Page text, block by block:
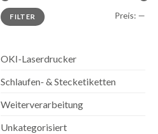
Min.
Preis
Max.
PreisFILTER Preis: —
OKI-Laserdrucker
Schlaufen- & Stecketiketten
Weiterverarbeitung
Unkategorisiert